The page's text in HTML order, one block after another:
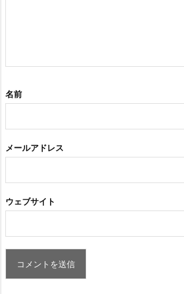
名前
メールアドレス
ウェブサイト